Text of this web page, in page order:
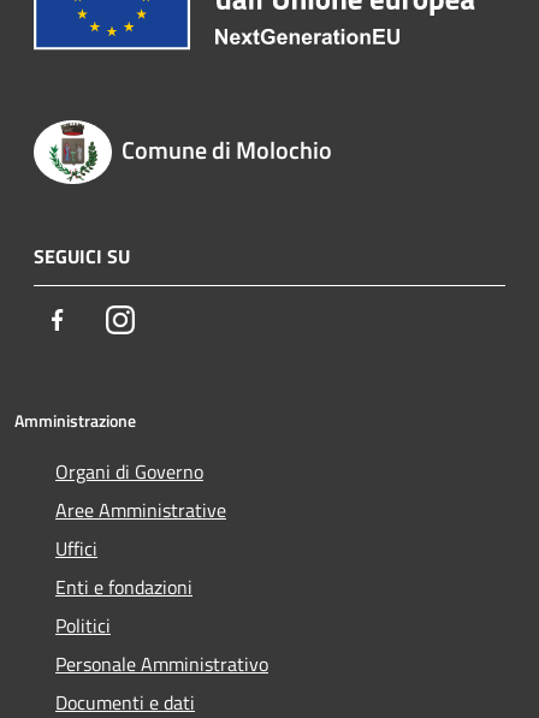
Comune di Molochio
SEGUICI SU
FacebookInstagram
Amministrazione
Organi di Governo
Aree Amministrative
Uffici
Enti e fondazioni
Politici
Personale Amministrativo
Documenti e dati